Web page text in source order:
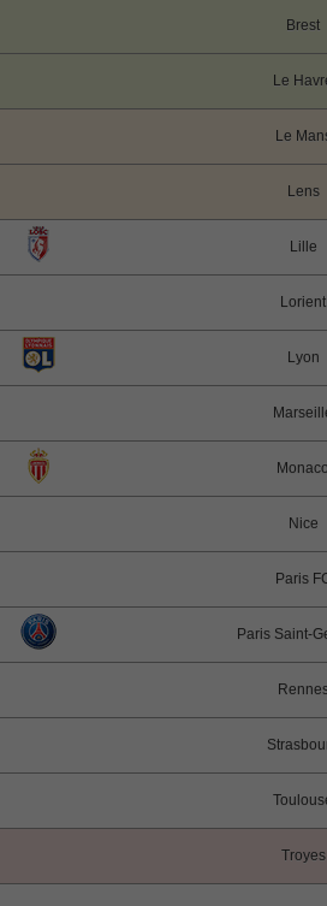
Brest
Le
Le
Lens
Lille
Lorient
Lyon
Monaco
Nice
Paris
Paris Saint-
Troyes